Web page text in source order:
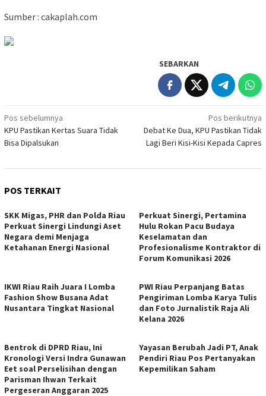
Sumber : cakaplah.com
SEBARKAN
Navigasi
pos
Pos sebelumnya
KPU Pastikan Kertas Suara Tidak
Bisa Dipalsukan
Pos berikutnya
Debat Ke Dua, KPU Pastikan Tidak
Lagi Beri Kisi-Kisi Kepada Capres
POS TERKAIT
SKK Migas, PHR dan Polda Riau
Perkuat Sinergi Lindungi Aset
Negara demi Menjaga
Ketahanan Energi Nasional
Perkuat Sinergi, Pertamina
Hulu Rokan Pacu Budaya
Keselamatan dan
Profesionalisme Kontraktor di
Forum Komunikasi 2026
IKWI Riau Raih Juara I Lomba
Fashion Show Busana Adat
Nusantara Tingkat Nasional
PWI Riau Perpanjang Batas
Pengiriman Lomba Karya Tulis
dan Foto Jurnalistik Raja Ali
Kelana 2026
Bentrok di DPRD Riau, Ini
Kronologi Versi Indra Gunawan
Eet soal Perselisihan dengan
Parisman Ihwan Terkait
Pergeseran Anggaran 2025
Yayasan Berubah Jadi PT, Anak
Pendiri Riau Pos Pertanyakan
Kepemilikan Saham